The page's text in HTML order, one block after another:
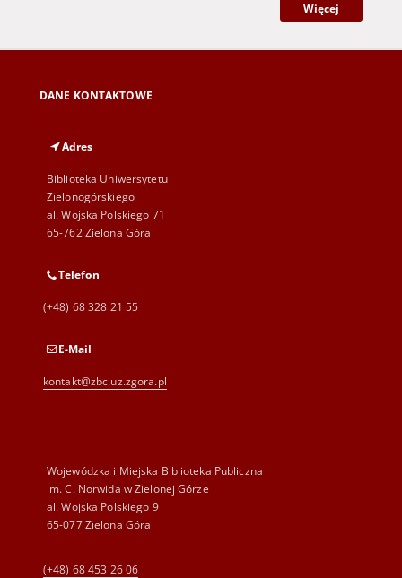
Więcej
DANE KONTAKTOWE
Adres
Biblioteka Uniwersytetu
Zielonogórskiego
al. Wojska Polskiego 71
65-762 Zielona Góra
Telefon
(+48) 68 328 21 55
E-Mail
kontakt@zbc.uz.zgora.pl
Wojewódzka i Miejska Biblioteka Publiczna
im. C. Norwida w Zielonej Górze
al. Wojska Polskiego 9
65-077 Zielona Góra
(+48) 68 453 26 06